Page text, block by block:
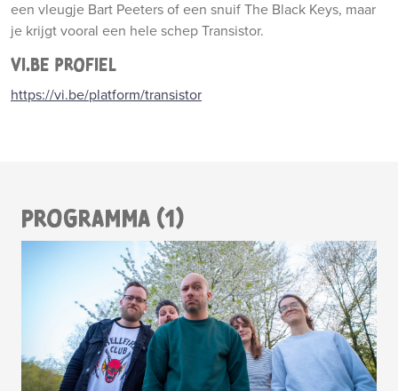
een vleugje Bart Peeters of een snuif The Black Keys, maar
je krijgt vooral een hele schep Transistor.
VI.BE PROFIEL
https://vi.be/platform/transistor
PROGRAMMA (1)